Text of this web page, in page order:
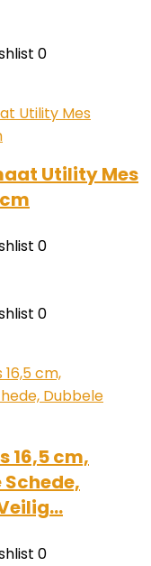
0
Utility Mes
0
0
16,5 cm,
0